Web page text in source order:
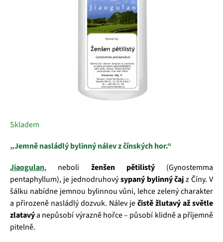
Skladem
„Jemně nasládlý bylinný nálev z čínských hor.“
Jiaogulan, neboli ženšen pětilistý(Gynostemma
pentaphyllum), je jednodruhovýsypaný bylinný čajz Číny. V
šálku nabídne jemnou bylinnou vůni, lehce zelený charakter
a přirozeně nasládlý dozvuk. Nálev ječistě žlutavý až světle
zlatavýa nepůsobí výrazně hořce – působí klidně a příjemně
pitelně.